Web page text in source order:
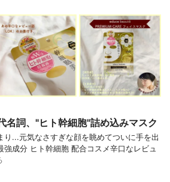
名詞、"ヒト幹細胞"詰め込みマスク
り...元気なさすぎな顔を眺めてついに手を出
強成分 ヒト幹細胞 配合コスメ辛口なレビュ